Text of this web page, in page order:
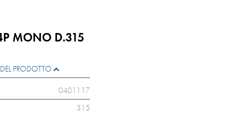
MONO D.315
PRODOTTO
0401117
315